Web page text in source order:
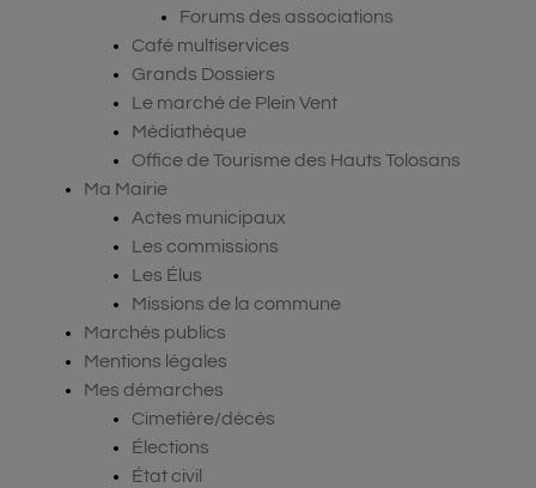
Forums des associations
Café multiservices
Grands Dossiers
Le marché de Plein Vent
Médiathèque
Office de Tourisme des Hauts Tolosans
Ma Mairie
Actes municipaux
Les commissions
Les Élus
Missions de la commune
Marchés publics
Mentions légales
Mes démarches
Cimetière/décès
Élections
État civil